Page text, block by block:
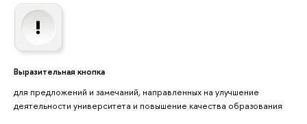
Выразительная кнопка
для предложений и замечаний, направленных на улучшение
деятельности университета и повышение качества образования